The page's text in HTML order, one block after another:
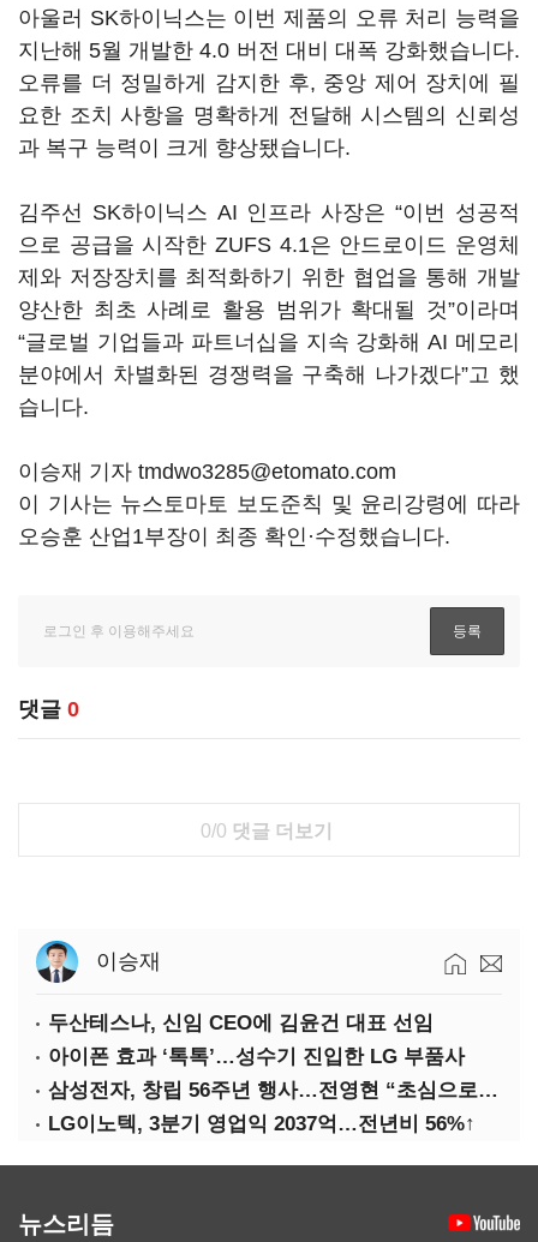
아울러 SK하이닉스는 이번 제품의 오류 처리 능력을
지난해 5월 개발한 4.0 버전 대비 대폭 강화했습니다.
오류를 더 정밀하게 감지한 후, 중앙 제어 장치에 필
요한 조치 사항을 명확하게 전달해 시스템의 신뢰성
과 복구 능력이 크게 향상됐습니다.
김주선 SK하이닉스 AI 인프라 사장은 “이번 성공적
으로 공급을 시작한 ZUFS 4.1은 안드로이드 운영체
제와 저장장치를 최적화하기 위한 협업을 통해 개발
양산한 최초 사례로 활용 범위가 확대될 것”이라며
“글로벌 기업들과 파트너십을 지속 강화해 AI 메모리
분야에서 차별화된 경쟁력을 구축해 나가겠다”고 했
습니다.
이승재 기자 tmdwo3285@etomato.com
이 기사는 뉴스토마토 보도준칙 및 윤리강령에 따라
오승훈 산업1부장이 최종 확인·수정했습니다.
댓글 0
0/0 댓글 더보기
이승재
두산테스나, 신임 CEO에 김윤건 대표 선임
아이폰 효과 ‘톡톡’…성수기 진입한 LG 부품사
삼성전자, 창립 56주년 행사…전영현 “초심으로 경쟁력 회복해야”
LG이노텍, 3분기 영업익 2037억…전년비 56%↑
뉴스리듬